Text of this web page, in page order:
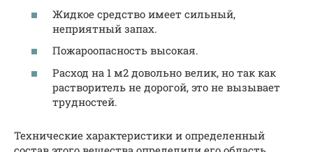
Жидкое средство имеет сильный,
неприятный запах.
Пожароопасность высокая.
Расход на 1 м2 довольно велик, но так как
растворитель не дорогой, это не вызывает
трудностей.
Технические характеристики и определенный